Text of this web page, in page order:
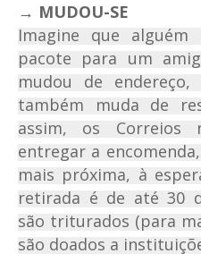
→ MUDOU-SE
Imagine que
pacote para um
mudou de
também muda de
assim, os Correios
entregar a
mais próxima, à
retirada é de até 30
são triturados (para
são doados a